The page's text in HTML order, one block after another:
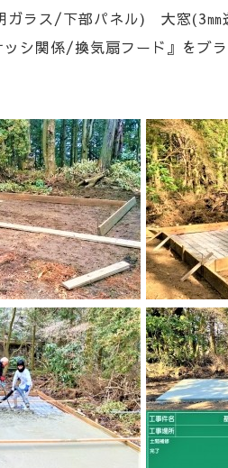
ガラス/下部パネル) 大窓(3㎜
関係/換気扇フード』をブラ